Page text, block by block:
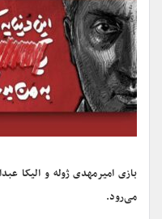
بازی امیرمهدی ژوله و الیکا
می‌رود.